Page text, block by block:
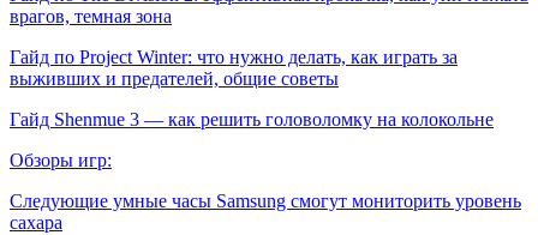
врагов, темная зона
Гайд по Project Winter: что нужно делать, как играть за
выживших и предателей, общие советы
Гайд Shenmue 3 — как решить головоломку на колокольне
Обзоры игр:
Следующие умные часы Samsung смогут мониторить уровень
сахара